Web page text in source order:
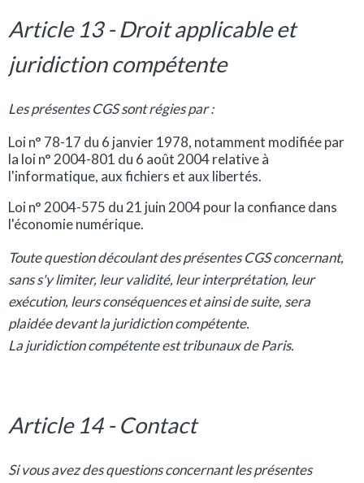
Article 13 - Droit applicable et
juridiction compétente
Les présentes CGS sont régies par :
Loi n° 78-17 du 6 janvier 1978, notamment modifiée par
la loi n° 2004-801 du 6 août 2004 relative à
l'informatique, aux fichiers et aux libertés.
Loi n° 2004-575 du 21 juin 2004 pour la confiance dans
l'économie numérique.
Toute question découlant des présentes CGS concernant,
sans s'y limiter, leur validité, leur interprétation, leur
exécution, leurs conséquences et ainsi de suite, sera
plaidée devant la juridiction compétente.
La juridiction compétente est tribunaux de Paris.
Article 14 - Contact
Si vous avez des questions concernant les présentes